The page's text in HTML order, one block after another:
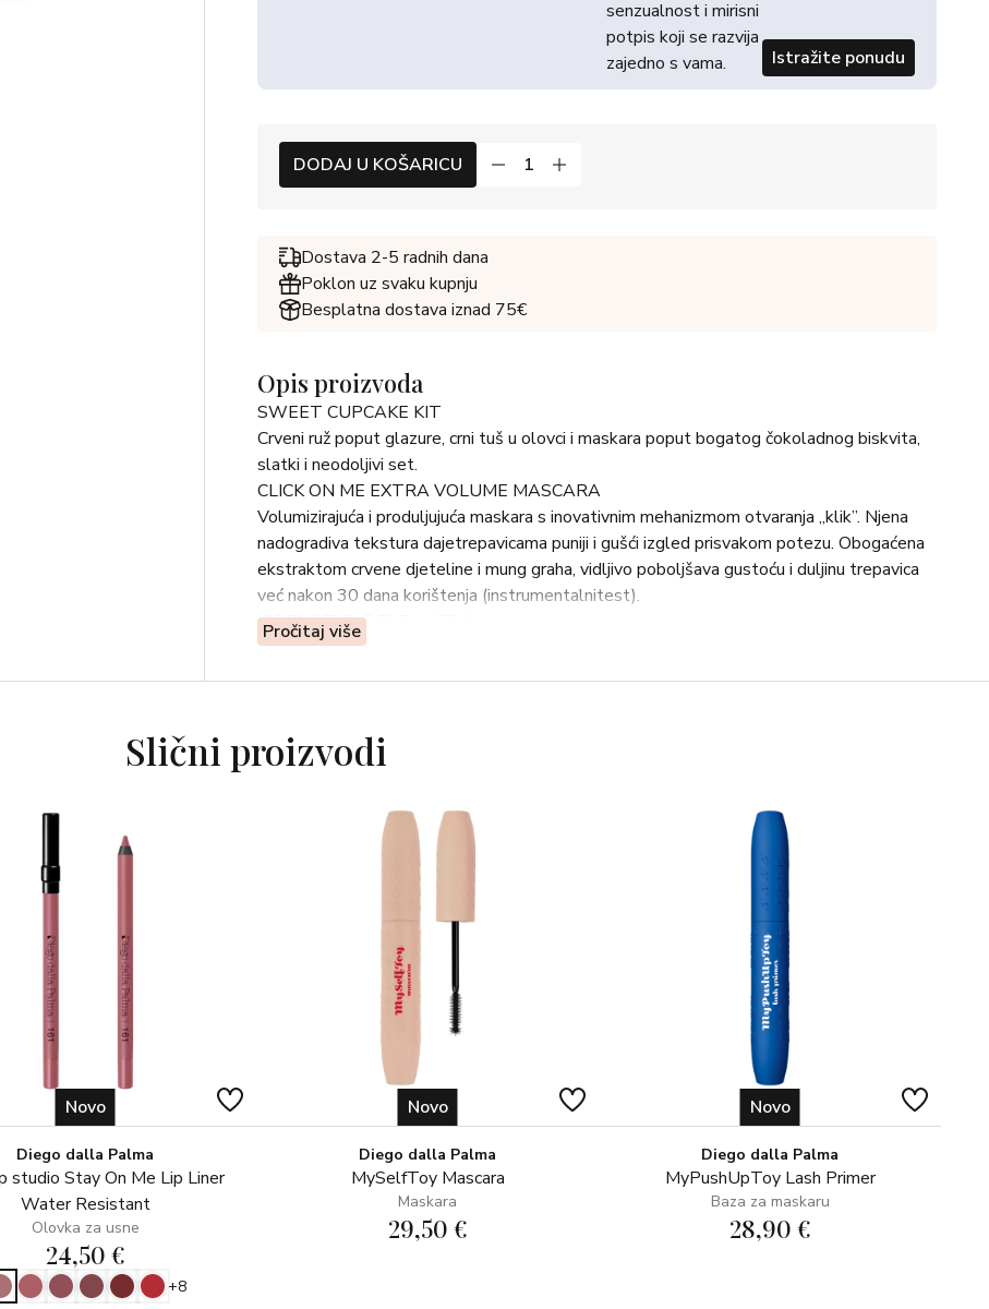
senzualnost i mirisni
potpis koji se razvija
zajedno s vama.
Istražite ponudu
DODAJ U KOŠARICU
Dostava 2-5 radnih dana
Poklon uz svaku kupnju
Besplatna dostava iznad 75€
Opis proizvoda
SWEET CUPCAKE KIT
Crveni ruž poput glazure, crni tuš u olovci i maskara poput bogatog čokoladnog biskvita,
slatki i neodoljivi set.
CLICK ON ME EXTRA VOLUME MASCARA
Volumizirajuća i produljujuća maskara s inovativnim mehanizmom otvaranja „klik”. Njena
nadogradiva tekstura dajetrepavicama puniji i gušći izgled prisvakom potezu. Obogaćena
ekstraktom crvene djeteline i mung graha, vidljivo poboljšava gustoću i duljinu trepavica
već nakon 30 dana korištenja (instrumentalnitest).
IRRESISTIBLE EYELINER & KAJAL
Kajal olovka za unutarnju linijuoka(waterline). Mekana i glatka formula intenzivira pogled
lagana tekstura pruža intenzivnu boju s jedinstvenim baršunastim osjećajem. Dugotrajno i
revitalizirajući učinak.
FLUFFY POUCH–EKSKLUZIVNA TORBICA
Mekana i pahuljasta torbica, koja podsjeća na šarmantni oblik slatkog peciva
Pročitaj više
Slični proizvodi
Novo
Diego dalla Palma
studio Stay On Me Lip Liner
Water Resistant
Olovka za usne
24,50 €
+8
Novo
Diego dalla Palma
MySelfToy Mascara
Maskara
29,50 €
Novo
Diego dalla Palma
MyPushUpToy Lash Primer
Baza za maskaru
28,90 €